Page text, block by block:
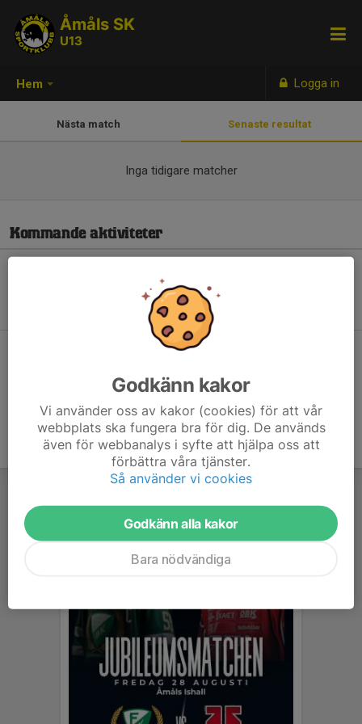
Hem Logga in
Åmåls SK
U13
Nästa match Senaste resultat
Inga tidigare matcher
Kommande aktiviteter
Inga aktiviteter inbokade
Godkänn kakor
Vi använder oss av kakor (cookies) för att vår
webbplats ska fungera bra för dig. De används
även för webbanalys i syfte att hjälpa oss att
förbättra våra tjänster.
Så använder vi cookies
Godkänn alla kakor
Bara nödvändiga